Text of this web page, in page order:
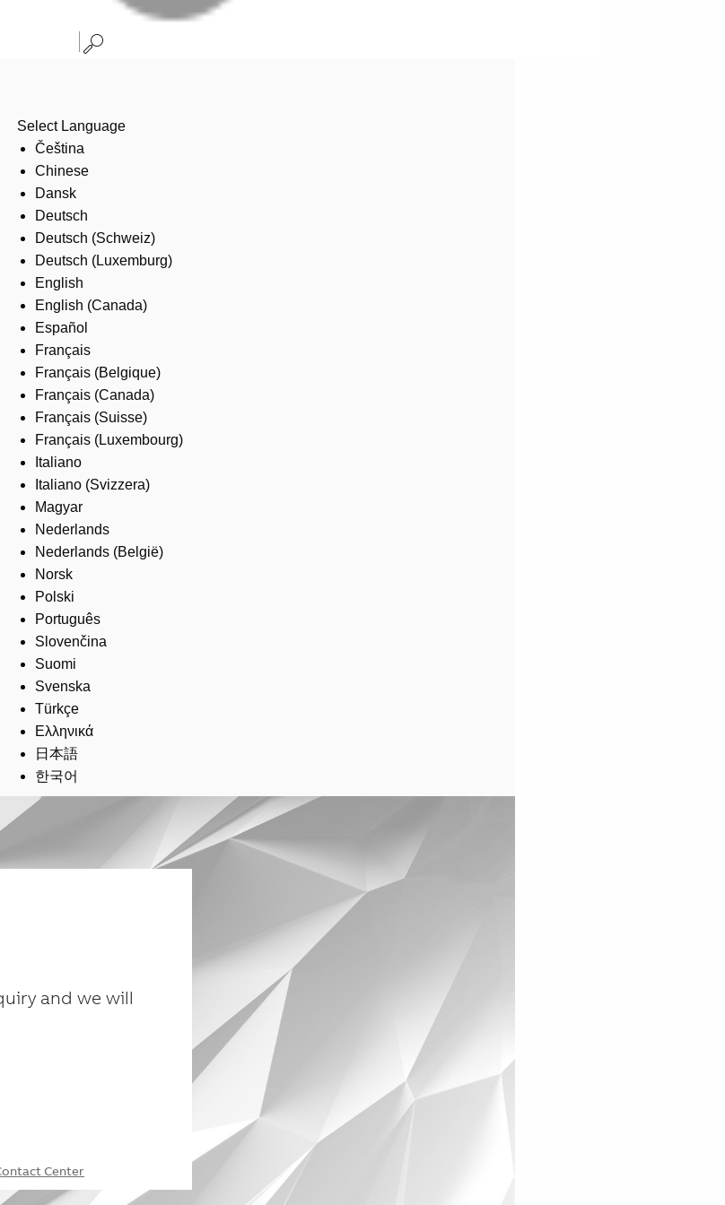
Select Language
Čeština
Chinese
Dansk
Deutsch
Deutsch (Schweiz)
Deutsch (Luxemburg)
English
English (Canada)
Español
Français
Français (Belgique)
Français (Canada)
Français (Suisse)
Français (Luxembourg)
Italiano
Italiano (Svizzera)
Magyar
Nederlands
Nederlands (België)
Norsk
Polski
Português
Slovenčina
Suomi
Svenska
Türkçe
Ελληνικά
日本語
한국어
and we will
Center